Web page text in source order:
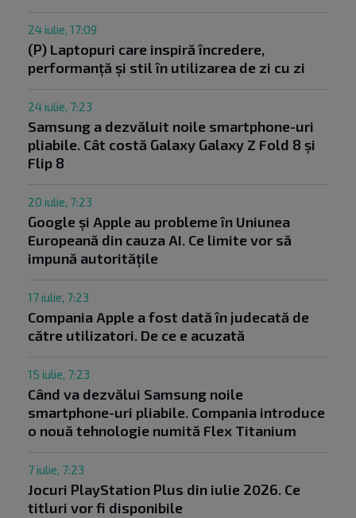
24 iulie, 17:09
(P) Laptopuri care inspiră încredere,
performanță și stil în utilizarea de zi cu zi
24 iulie, 7:23
Samsung a dezvăluit noile smartphone-uri
pliabile. Cât costă Galaxy Galaxy Z Fold 8 și
Flip 8
20 iulie, 7:23
Google și Apple au probleme în Uniunea
Europeană din cauza AI. Ce limite vor să
impună autoritățile
17 iulie, 7:23
Compania Apple a fost dată în judecată de
către utilizatori. De ce e acuzată
15 iulie, 7:23
Când va dezvălui Samsung noile
smartphone-uri pliabile. Compania introduce
o nouă tehnologie numită Flex Titanium
7 iulie, 7:23
Jocuri PlayStation Plus din iulie 2026. Ce
titluri vor fi disponibile